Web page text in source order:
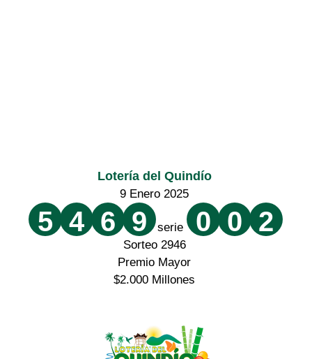
Lotería del Quindío
9 Enero 2025
5 4 6 9 serie 0 0 2
Sorteo 2946
Premio Mayor
$2.000 Millones